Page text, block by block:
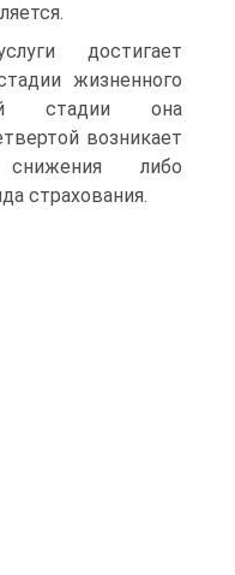
достигает
жизненного
стадии она
возникает
либо
страхования.